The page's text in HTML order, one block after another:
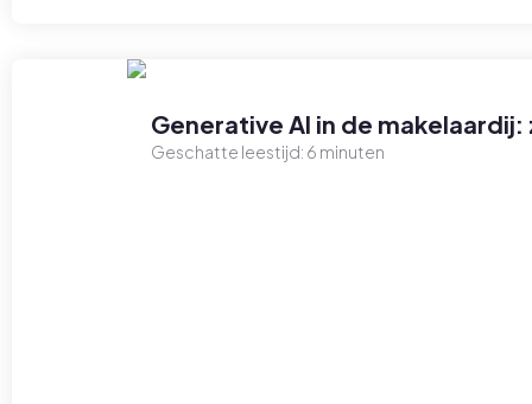
Generative AI in de
Geschatte leestijd: 6 minuten